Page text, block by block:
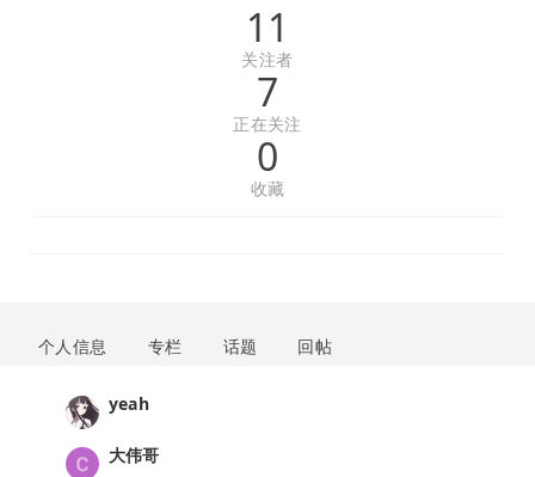
11
关注者
7
正在关注
0
收藏
个人信息 专栏 话题 回帖
yeah
大伟哥